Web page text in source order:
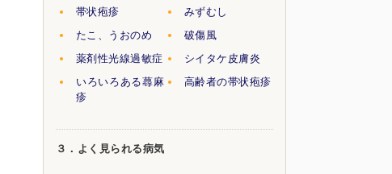
帯状疱疹
たこ、うおのめ
薬剤性光線過敏症
いろいろある蕁麻
疹
みずむし
破傷風
シイタケ皮膚炎
高齢者の帯状疱疹
３．よく見られる病気